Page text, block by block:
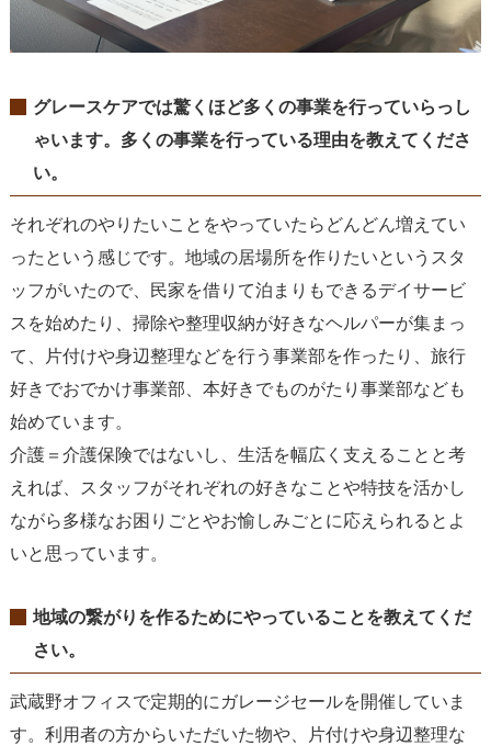
グレースケアでは驚くほど多くの事業を行っていらっし
ゃいます。多くの事業を行っている理由を教えてくださ
い。
それぞれのやりたいことをやっていたらどんどん増えてい
ったという感じです。地域の居場所を作りたいというスタ
ッフがいたので、民家を借りて泊まりもできるデイサービ
スを始めたり、掃除や整理収納が好きなヘルパーが集まっ
て、片付けや身辺整理などを行う事業部を作ったり、旅行
好きでおでかけ事業部、本好きでものがたり事業部なども
始めています。
介護＝介護保険ではないし、生活を幅広く支えることと考
えれば、スタッフがそれぞれの好きなことや特技を活かし
ながら多様なお困りごとやお愉しみごとに応えられるとよ
いと思っています。
地域の繋がりを作るためにやっていることを教えてくだ
さい。
武蔵野オフィスで定期的にガレージセールを開催していま
す。利用者の方からいただいた物や、片付けや身辺整理な